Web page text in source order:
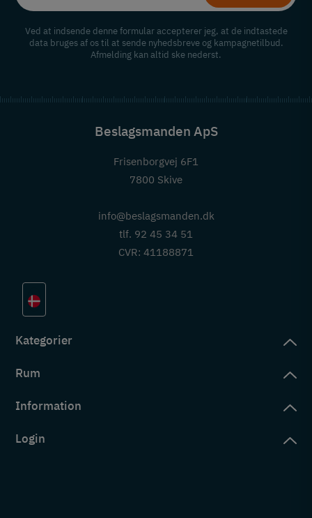
Ved at indsende denne formular accepterer jeg, at de indtastede
data bruges af os til at sende nyhedsbreve og kampagnetilbud.
Afmelding kan altid ske nederst.
Beslagsmanden ApS
Frisenborgvej 6F1
7800 Skive
info@beslagsmanden.dk
tlf. 92 45 34 51
CVR: 41188871
Kategorier
Rum
Information
Login